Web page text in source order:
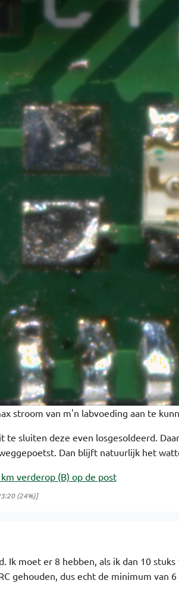
stroom van m'n labvoeding aan te
te sluiten deze even losgesoldeerd.
Dan blijft natuurlijk het
verderop (B) op de post
(24%)]
Ik moet er 8 hebben, als ik dan 10 stuks
gehouden, dus echt de minimum van